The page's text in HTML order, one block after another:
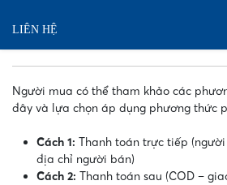
LIÊN HỆ
Người mua có thể tham khảo các
đây và lựa chọn áp dụng phương thức
Cách 1: Thanh toán trực tiếp
địa chỉ người bán)
Cách 2: Thanh toán sau (COD –